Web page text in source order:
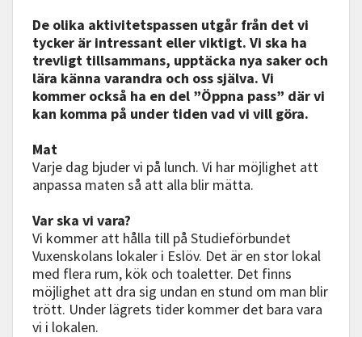
De olika aktivitetspassen utgår från det vi
tycker är intressant eller viktigt. Vi ska ha
trevligt tillsammans, upptäcka nya saker och
lära känna varandra och oss själva. Vi
kommer också ha en del ”Öppna pass” där vi
kan komma på under tiden vad vi vill göra.
Mat
Varje dag bjuder vi på lunch. Vi har möjlighet att
anpassa maten så att alla blir mätta.
Var ska vi vara?
Vi kommer att hålla till på Studieförbundet
Vuxenskolans lokaler i Eslöv. Det är en stor lokal
med flera rum, kök och toaletter. Det finns
möjlighet att dra sig undan en stund om man blir
trött. Under lägrets tider kommer det bara vara
vi i lokalen.